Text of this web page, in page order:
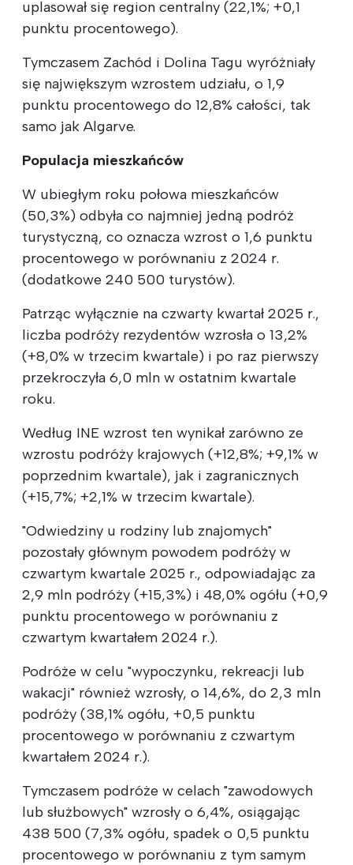
uplasował się region centralny (22,1%; +0,1
punktu procentowego).
Tymczasem Zachód i Dolina Tagu wyróżniały
się największym wzrostem udziału, o 1,9
punktu procentowego do 12,8% całości, tak
samo jak Algarve.
Populacja mieszkańców
W ubiegłym roku połowa mieszkańców
(50,3%) odbyła co najmniej jedną podróż
turystyczną, co oznacza wzrost o 1,6 punktu
procentowego w porównaniu z 2024 r.
(dodatkowe 240 500 turystów).
Patrząc wyłącznie na czwarty kwartał 2025 r.,
liczba podróży rezydentów wzrosła o 13,2%
(+8,0% w trzecim kwartale) i po raz pierwszy
przekroczyła 6,0 mln w ostatnim kwartale
roku.
Według INE wzrost ten wynikał zarówno ze
wzrostu podróży krajowych (+12,8%; +9,1% w
poprzednim kwartale), jak i zagranicznych
(+15,7%; +2,1% w trzecim kwartale).
"Odwiedziny u rodziny lub znajomych"
pozostały głównym powodem podróży w
czwartym kwartale 2025 r., odpowiadając za
2,9 mln podróży (+15,3%) i 48,0% ogółu (+0,9
punktu procentowego w porównaniu z
czwartym kwartałem 2024 r.).
Podróże w celu "wypoczynku, rekreacji lub
wakacji" również wzrosły, o 14,6%, do 2,3 mln
podróży (38,1% ogółu, +0,5 punktu
procentowego w porównaniu z czwartym
kwartałem 2024 r.).
Tymczasem podróże w celach "zawodowych
lub służbowych" wzrosły o 6,4%, osiągając
438 500 (7,3% ogółu, spadek o 0,5 punktu
procentowego w porównaniu z tym samym